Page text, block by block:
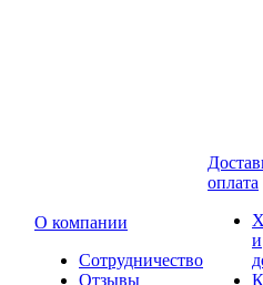
О компании
Сотрудничество
Отзывы
оплата
и